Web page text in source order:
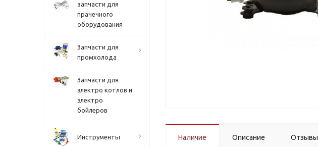
Наличие Описание Отзывы
запчасти для
прачечного
оборудования
Запчасти для
промхолода
Запчасти для
электро котлов и
электро
бойлеров
Инструменты